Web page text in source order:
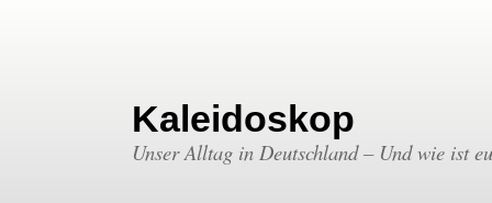
Kaleidoskop
Unser Alltag in Deutschland – Und wie ist